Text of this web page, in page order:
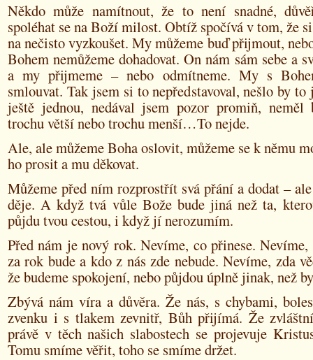
Někdo může namítnout, že to není snadné,
spoléhat se na Boží milost. Obtíž spočívá v tom, že
na nečisto vyzkoušet. My můžeme buď přijmout,
Bohem nemůžeme dohadovat. On nám sám sebe a
a my přijmeme – nebo odmítneme. My s
smlouvat. Tak jsem si to nepředstavoval, nešlo by
ještě jednou, nedával jsem pozor promiň,
trochu větší nebo trochu menší…To nejde.
Ale, ale můžeme Boha oslovit, můžeme se k němu
ho prosit a mu děkovat.
Můžeme před ním rozprostřít svá přání a dodat –
děje. A když tvá vůle Bože bude jiná než ta,
půjdu tvou cestou, i když jí nerozumím.
Před nám je nový rok. Nevíme, co přinese. Nevíme,
za rok bude a kdo z nás zde nebude. Nevíme, zda
že budeme spokojení, nebo půjdou úplně jinak, než
Zbývá nám víra a důvěra. Že nás, s chybami,
zvenku i s tlakem zevnitř, Bůh přijímá. Že
právě v těch našich slabostech se projevuje
Tomu smíme věřit, toho se smíme držet.